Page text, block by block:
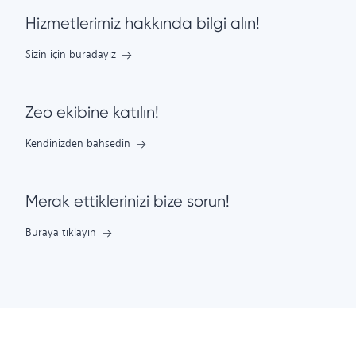
Hizmetlerimiz hakkında bilgi alın!
Sizin için buradayız
Zeo ekibine katılın!
Kendinizden bahsedin
Merak ettiklerinizi bize sorun!
Buraya tıklayın